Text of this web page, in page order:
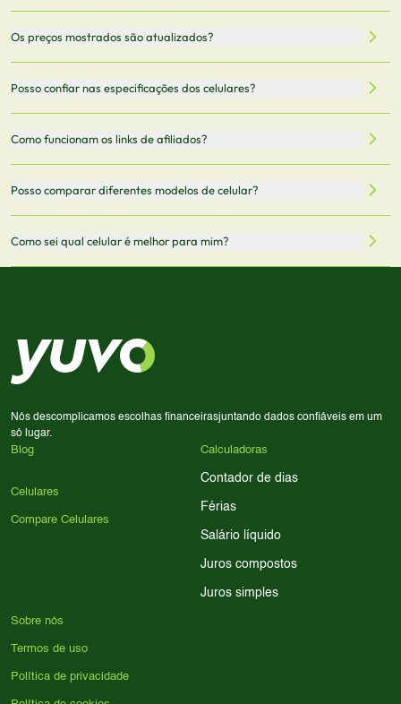
armazenamento, memória RAM, bateria e conectividade
5G.
Os preços mostrados são atualizados?
vendedor antes de finalizar sua compra.
Posso confiar nas especificações dos celulares?
informações mais recentes de cada modelo.
Como funcionam os links de afiliados?
comissão sem custo adicional para você.
Posso comparar diferentes modelos de celular?
Sim! Você pode selecionar até 3 celulares para comparar
Como sei qual celular é melhor para mim?
processador e bateria são essenciais. Use nossos filtros
para encontrar o celular ideal.
Nós descomplicamos escolhas financeirasjuntando dados confiáveis em um
só lugar.
Blog
Celulares
Compare Celulares
Calculadoras
Contador de dias
Férias
Salário líquido
Juros compostos
Juros simples
Sobre nós
Termos de uso
Política de privacidade